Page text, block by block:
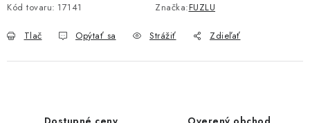
Kód tovaru: 17141 Značka:FUZLU
Tlač Opýtať sa Strážiť Zdieľať